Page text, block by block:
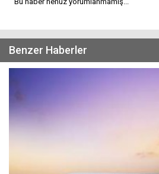
Benzer Haberler